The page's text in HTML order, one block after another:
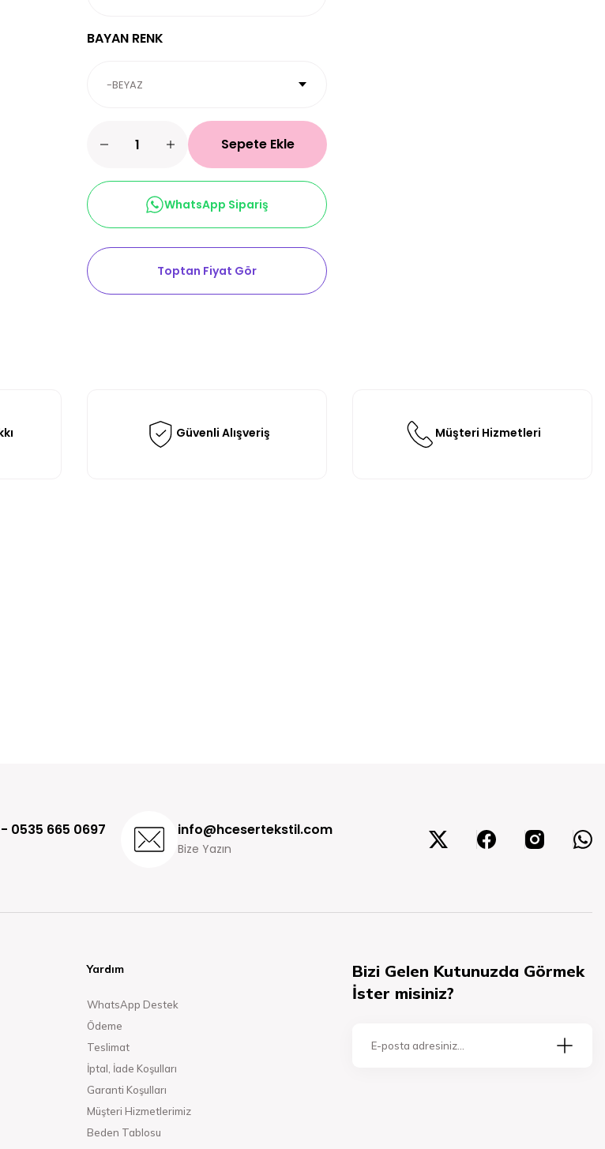
BAYAN RENK
Sepete Ekle
WhatsApp Sipariş
Toptan Fiyat Gör
Güvenli Alışveriş Müşteri Hizmetleri
- 0535 665 0697 info@hcesertekstil.com
Bize Yazın
Yardım
WhatsApp Destek
Ödeme
Teslimat
İptal, İade Koşulları
Garanti Koşulları
Müşteri Hizmetlerimiz
Beden Tablosu
Bizi Gelen Kutunuzda Görmek
İster misiniz?